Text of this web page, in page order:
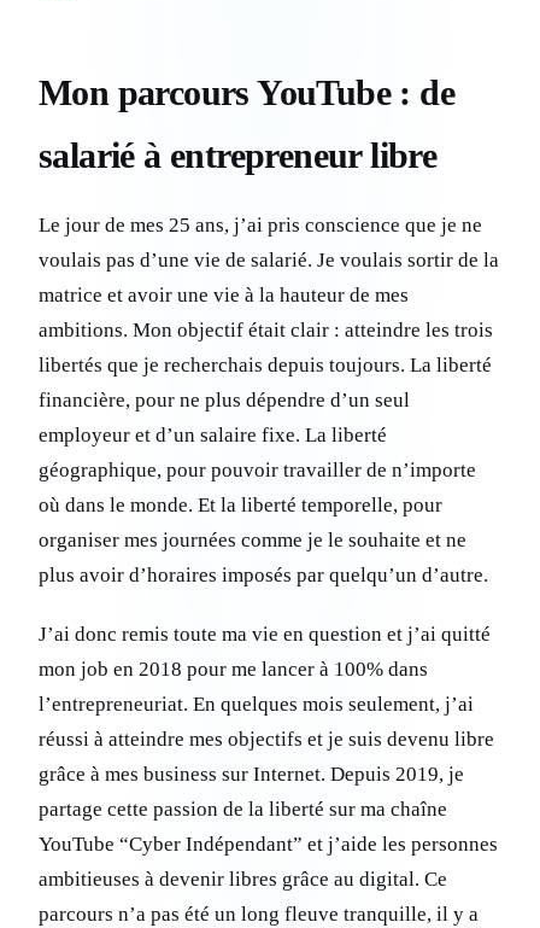
Mon parcours YouTube : de
salarié à entrepreneur libre
Le jour de mes 25 ans, j’ai pris conscience que je ne
voulais pas d’une vie de salarié. Je voulais sortir de la
matrice et avoir une vie à la hauteur de mes
ambitions. Mon objectif était clair : atteindre les trois
libertés que je recherchais depuis toujours. La liberté
financière, pour ne plus dépendre d’un seul
employeur et d’un salaire fixe. La liberté
géographique, pour pouvoir travailler de n’importe
où dans le monde. Et la liberté temporelle, pour
organiser mes journées comme je le souhaite et ne
plus avoir d’horaires imposés par quelqu’un d’autre.
J’ai donc remis toute ma vie en question et j’ai quitté
mon job en 2018 pour me lancer à 100% dans
l’entrepreneuriat. En quelques mois seulement, j’ai
réussi à atteindre mes objectifs et je suis devenu libre
grâce à mes business sur Internet. Depuis 2019, je
partage cette passion de la liberté sur ma chaîne
YouTube “Cyber Indépendant” et j’aide les personnes
ambitieuses à devenir libres grâce au digital. Ce
parcours n’a pas été un long fleuve tranquille, il y a